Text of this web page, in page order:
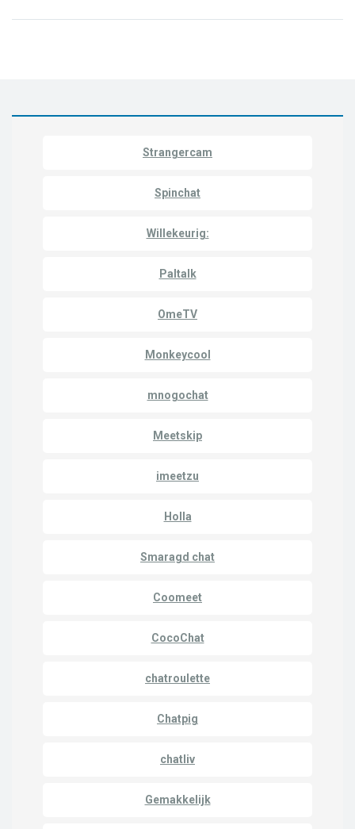
Strangercam
Spinchat
Willekeurig:
Paltalk
OmeTV
Monkeycool
mnogochat
Meetskip
imeetzu
Holla
Smaragd chat
Coomeet
CocoChat
chatroulette
Chatpig
chatliv
Gemakkelijk